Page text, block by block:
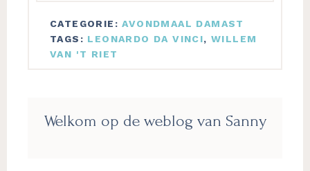
CATEGORIE:AVONDMAAL DAMAST
TAGS: LEONARDO DA VINCI,WILLEM
VAN 'T RIET
Sidebar
Welkom op de weblog van Sanny